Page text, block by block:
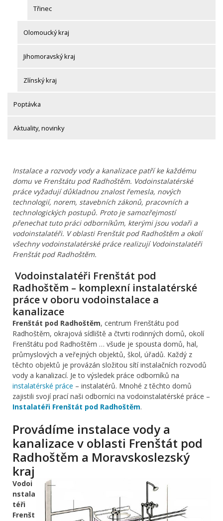
Třinec
Olomoucký kraj
Jihomoravský kraj
Zlínský kraj
Poptávka
Aktuality, novinky
Instalace a rozvody vody a kanalizace patří ke každému
domu ve Frenštátu pod Radhoštěm. Vodoinstalatérské
práce vyžadují důkladnou znalost řemesla, nových
technologií, norem, stavebních zákonů, pracovních a
technologických postupů. Proto je samozřejmostí
přenechat tuto práci odborníkům, kterými jsou vodaři a
vodoinstalatéři. V oblasti Frenštát pod Radhoštěm a okolí
všechny vodoinstalatérské práce realizují Vodoinstalatéři
Frenštát pod Radhoštěm.
Vodoinstalatéři Frenštát pod
Radhoštěm – komplexní instalatérské
práce v oboru vodoinstalace a
kanalizace
Frenštát pod Radhoštěm, centrum Frenštátu pod
Radhoštěm, okrajová sídliště a čtvrti rodinných domů, okolí
Frenštátu pod Radhoštěm … všude je spousta domů, hal,
průmyslových a veřejných objektů, škol, úřadů. Každý z
těchto objektů je provázán složitou sítí instalačních rozvodů
vody a kanalizací. Je to výsledek práce odborníků na
instalatérské práce – instalatérů. Mnohé z těchto domů
zajistili svojí prací naši odborníci na vodoinstalatérské práce –
Instalatéři Frenštát pod Radhoštěm.
Provádíme instalace vody a
kanalizace v oblasti Frenštát pod
Radhoštěm a Moravskoslezský
kraj
Vodoi
nstala
téři
Frenšt